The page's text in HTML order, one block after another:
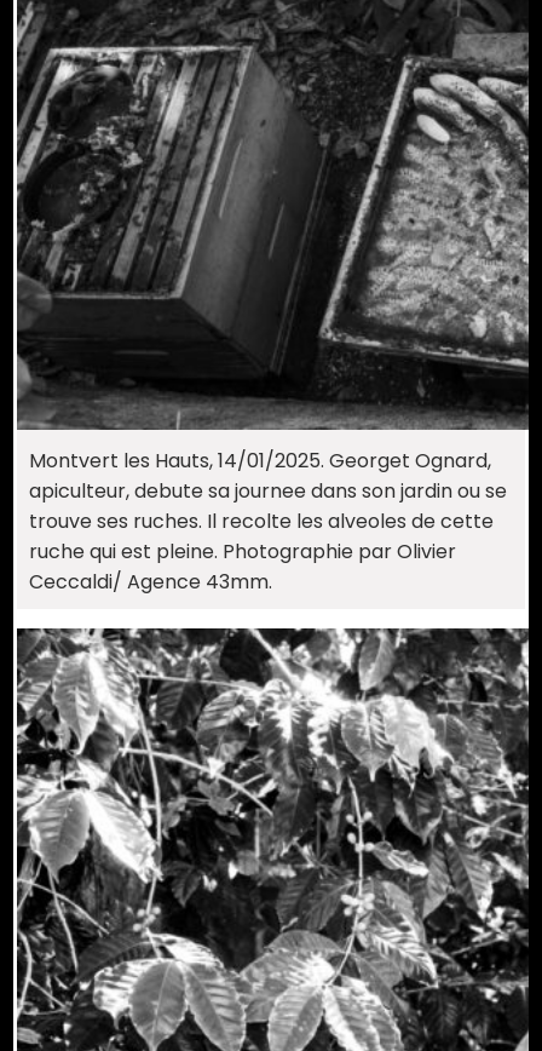
Montvert les Hauts, 14/01/2025. Georget Ognard,
apiculteur, debute sa journee dans son jardin ou se
trouve ses ruches. Il recolte les alveoles de cette
ruche qui est pleine. Photographie par Olivier
Ceccaldi/ Agence 43mm.